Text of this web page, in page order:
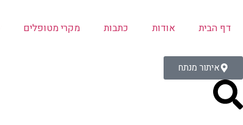
דף הבית אודות כתבות מקרי מטופלים
איתור מנתח